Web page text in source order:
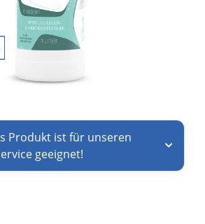
Produkt ist für unseren
geeignet!